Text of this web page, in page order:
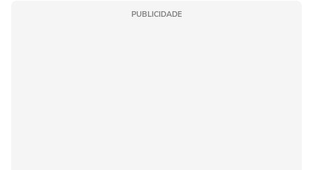
PUBLICIDADE